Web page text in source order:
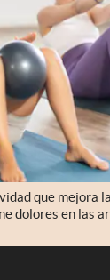
que mejora
dolores en las